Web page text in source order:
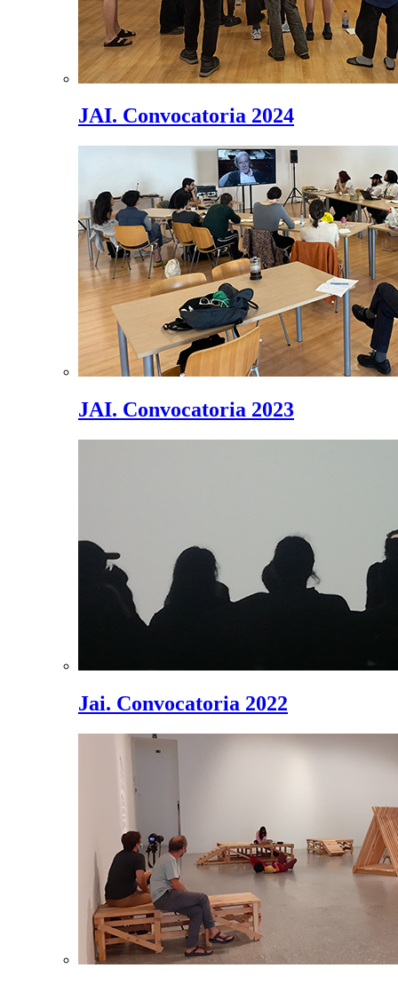
JAI. Convocatoria 2024
JAI. Convocatoria 2023
Jai. Convocatoria 2022